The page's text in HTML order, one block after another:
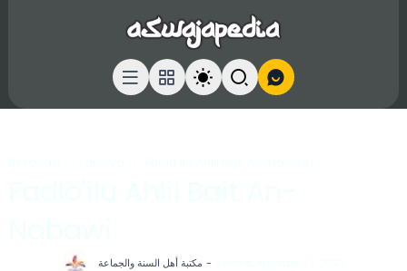
مكتبة أهل السنة والجماعة